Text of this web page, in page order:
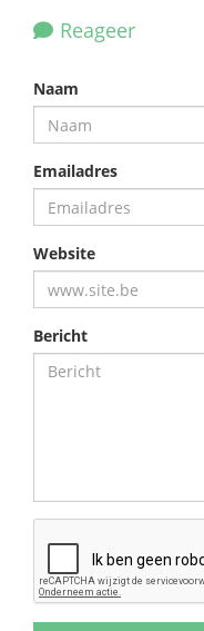
Reageer
Naam
Emailadres
Website
Bericht